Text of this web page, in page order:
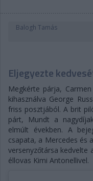
Balogh Tamás
Eljegyezte
Megkérte párja,
kihasználva George
friss posztjából. A brit
párt, Mundt a
elmúlt években. A
csapata, a Mercedes és
versenyzőtársa kedvelte
éllovas Kimi Antonellivel.